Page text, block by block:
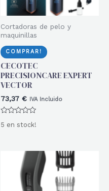
Cortadoras de pelo y
maquinillas
COMPRAR!
CECOTEC
PRECISIONCARE EXPERT
VECTOR
73,37 € IVA Incluido
con
5 en stock!